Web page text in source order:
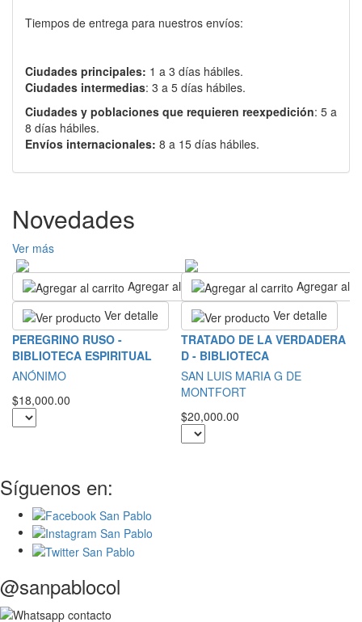
Tiempos de entrega para nuestros envíos:
Ciudades principales: 1 a 3 días hábiles.
Ciudades intermedias: 3 a 5 días hábiles.
Ciudades y poblaciones que requieren reexpedición: 5 a
8 días hábiles.
Envíos internacionales: 8 a 15 días hábiles.
Novedades
Ver más
Agregar al carrito
Ver detalle
PEREGRINO RUSO -
BIBLIOTECA ESPIRITUAL
ANÓNIMO
$18,000.00
Agregar al
Ver detalle
TRATADO DE LA VERDADERA
D - BIBLIOTECA
SAN LUIS MARIA G DE
MONTFORT
$20,000.00
Síguenos en:
@sanpablocol